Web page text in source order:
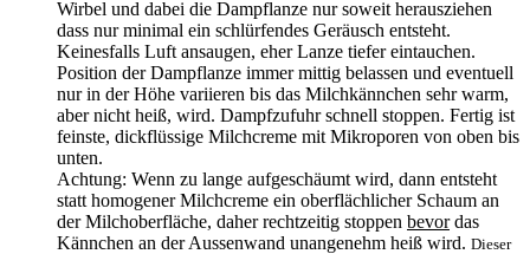
Wirbel und dabei die Dampflanze nur soweit herausziehen
dass nur minimal ein schlürfendes Geräusch entsteht.
Keinesfalls Luft ansaugen, eher Lanze tiefer eintauchen.
Position der Dampflanze immer mittig belassen und eventuell
nur in der Höhe variieren bis das Milchkännchen sehr warm,
aber nicht heiß, wird. Dampfzufuhr schnell stoppen. Fertig ist
feinste, dickflüssige Milchcreme mit Mikroporen von oben bis
unten.
Achtung: Wenn zu lange aufgeschäumt wird, dann entsteht
statt homogener Milchcreme ein oberflächlicher Schaum an
der Milchoberfläche, daher rechtzeitig stoppen bevordas
Kännchen an der Aussenwand unangenehm heiß wird. Dieser